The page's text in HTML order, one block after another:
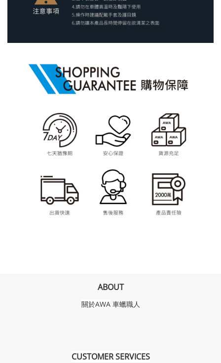
ABOUT
關於AWA 車蠟職人
CUSTOMER SERVICES